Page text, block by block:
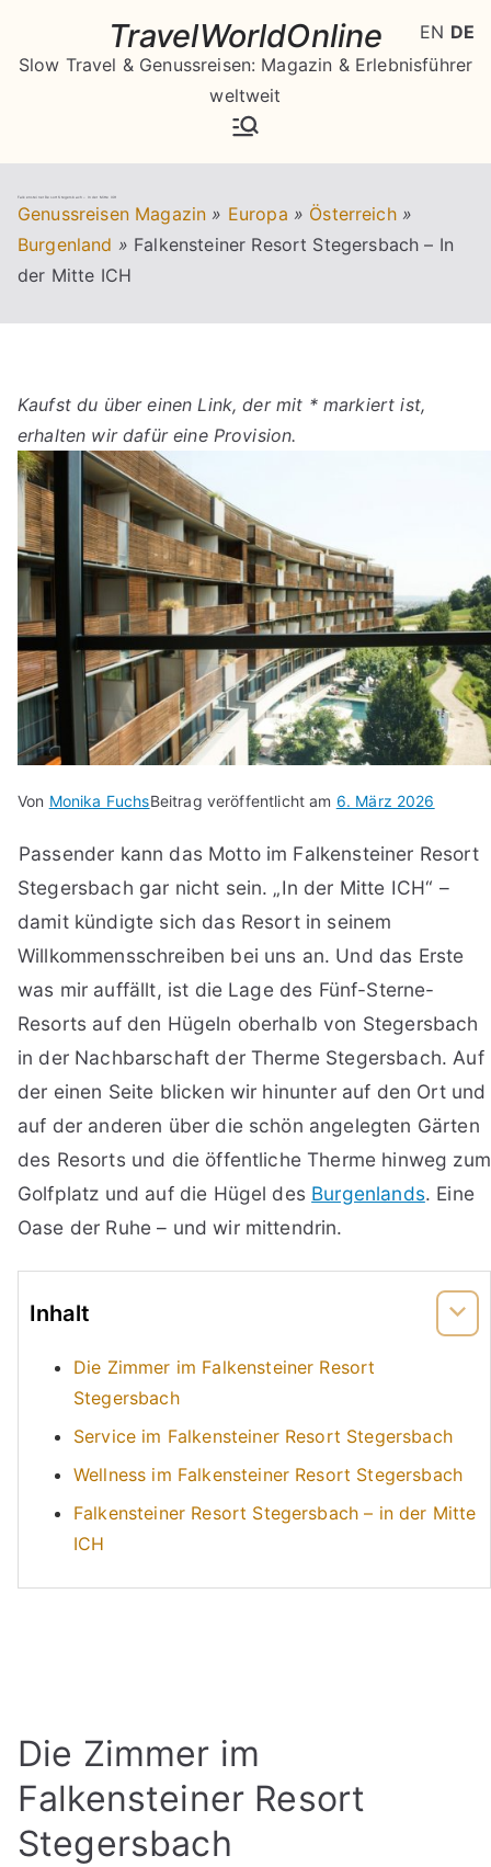
springen
TravelWorldOnline
Slow Travel & Genussreisen: Magazin & Erlebnisführer
weltweit
Falkensteiner Resort Stegersbach – In der Mitte ICH
Genussreisen Magazin » Europa » Österreich »
Burgenland » Falkensteiner Resort Stegersbach – In
der Mitte ICH
Kaufst du über einen Link, der mit * markiert ist,
erhalten wir dafür eine Provision.
Von Monika FuchsBeitrag veröffentlicht am 6. März 2026
Passender kann das Motto im Falkensteiner Resort
Stegersbach gar nicht sein. „In der Mitte ICH“ –
damit kündigte sich das Resort in seinem
Willkommensschreiben bei uns an. Und das Erste
was mir auffällt, ist die Lage des Fünf-Sterne-
Resorts auf den Hügeln oberhalb von Stegersbach
in der Nachbarschaft der Therme Stegersbach. Auf
der einen Seite blicken wir hinunter auf den Ort und
auf der anderen über die schön angelegten Gärten
des Resorts und die öffentliche Therme hinweg zum
Golfplatz und auf die Hügel des Burgenlands. Eine
Oase der Ruhe – und wir mittendrin.
Inhalt
Die Zimmer im Falkensteiner Resort
Stegersbach
Service im Falkensteiner Resort Stegersbach
Wellness im Falkensteiner Resort Stegersbach
Falkensteiner Resort Stegersbach – in der Mitte
ICH
Die Zimmer im
Falkensteiner Resort
Stegersbach
EN DE